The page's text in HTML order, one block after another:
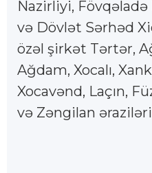
Nazirliyi,
və Dövlət Sərhəd
özəl şirkət Tərtər,
Ağdam, Xocalı,
Xocavənd, Laçın,
və Zəngilan